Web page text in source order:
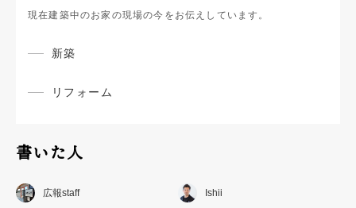
現在建築中のお家の現場の今をお伝えしています。
新築
リフォーム
書いた人
広報staff Ishii